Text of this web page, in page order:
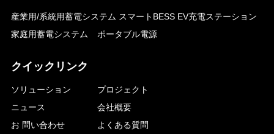
産業用/系統用蓄電システム スマートBESS EV充電ステーション
家庭用蓄電システム
ポータブル電源
クイックリンク
ソリューション
プロジェクト
ニュース
会社概要
お 問い合わせ
よくある質問